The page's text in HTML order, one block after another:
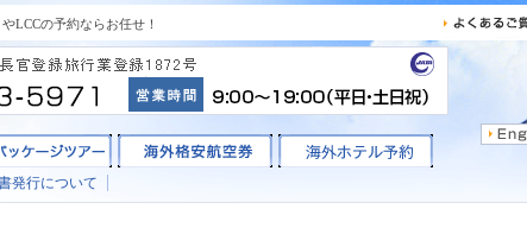
LCCの予約ならお任せ！
発行について